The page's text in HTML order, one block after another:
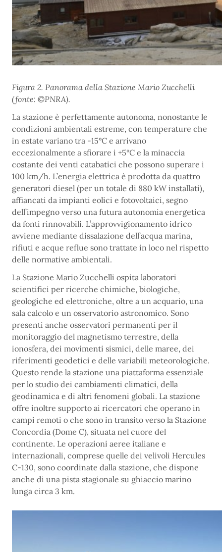
Figura 2. Panorama della Stazione Mario Zucchelli
(fonte: ©PNRA).
La stazione è perfettamente autonoma, nonostante le
condizioni ambientali estreme, con temperature che
in estate variano tra -15°C e arrivano
eccezionalmente a sfiorare i +5°C e la minaccia
costante dei venti catabatici che possono superare i
100 km/h. L’energia elettrica è prodotta da quattro
generatori diesel (per un totale di 880 kW installati),
affiancati da impianti eolici e fotovoltaici, segno
dell’impegno verso una futura autonomia energetica
da fonti rinnovabili. L’approvvigionamento idrico
avviene mediante dissalazione dell’acqua marina,
rifiuti e acque reflue sono trattate in loco nel rispetto
delle normative ambientali.
La Stazione Mario Zucchelli ospita laboratori
scientifici per ricerche chimiche, biologiche,
geologiche ed elettroniche, oltre a un acquario, una
sala calcolo e un osservatorio astronomico. Sono
presenti anche osservatori permanenti per il
monitoraggio del magnetismo terrestre, della
ionosfera, dei movimenti sismici, delle maree, dei
riferimenti geodetici e delle variabili meteorologiche.
Questo rende la stazione una piattaforma essenziale
per lo studio dei cambiamenti climatici, della
geodinamica e di altri fenomeni globali. La stazione
offre inoltre supporto ai ricercatori che operano in
campi remoti o che sono in transito verso la Stazione
Concordia (Dome C), situata nel cuore del
continente. Le operazioni aeree italiane e
internazionali, comprese quelle dei velivoli Hercules
C-130, sono coordinate dalla stazione, che dispone
anche di una pista stagionale su ghiaccio marino
lunga circa 3 km.